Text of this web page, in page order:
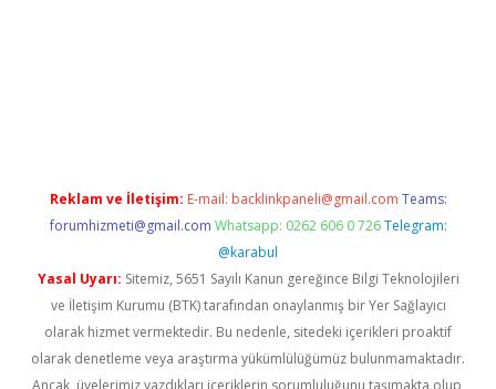
Reklam ve İletişim: E-mail: backlinkpaneli@gmail.com Teams:
forumhizmeti@gmail.com Whatsapp: 0262 606 0 726 Telegram:
@karabul
Yasal Uyarı: Sitemiz, 5651 Sayılı Kanun gereğince Bilgi Teknolojileri
ve İletişim Kurumu (BTK) tarafından onaylanmış bir Yer Sağlayıcı
olarak hizmet vermektedir. Bu nedenle, sitedeki içerikleri proaktif
olarak denetleme veya araştırma yükümlülüğümüz bulunmamaktadır.
Ancak, üyelerimiz yazdıkları içeriklerin sorumluluğunu taşımakta olup,